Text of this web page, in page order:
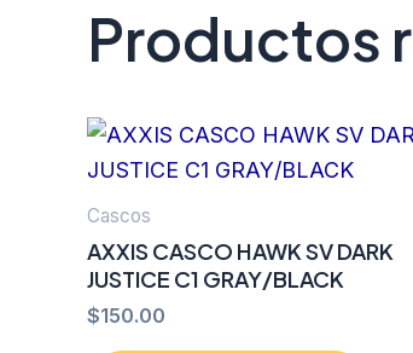
Productos
Cascos
AXXIS CASCO HAWK SV DARK
JUSTICE C1 GRAY/BLACK
$150.00